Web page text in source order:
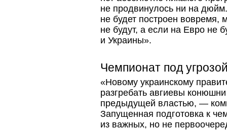
не продвинулось ни на
не будет построен вовремя,
не будут, а если на Евро не
и Украины».
Чемпионат под
«Новому украинскому
разгребать авгиевы
предыдущей властью, —
Запущенная подготовка к
из важных, но не